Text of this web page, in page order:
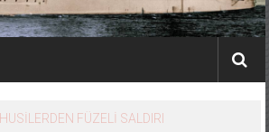
Avrupa’nın genç liderleri İstanbul’da buluştu